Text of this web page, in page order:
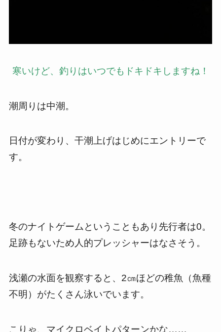
寒いけど、釣りはいつでもドキドキしますね！
潮周りは中潮。
日付が変わり、干潮上げはじめにエントリーで
す。
冬のナイトゲームということもあり先行者は0。
足跡もないため人的プレッシャーはなさそう。
浅瀬の水面を観察すると、2㎝ほどの稚魚（魚種
不明）がたくさん泳いでいます。
こりゃ、マイクロベイトパターンかな……